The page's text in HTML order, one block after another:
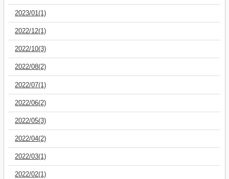
2023/01(1)
2022/12(1)
2022/10(3)
2022/08(2)
2022/07(1)
2022/06(2)
2022/05(3)
2022/04(2)
2022/03(1)
2022/02(1)